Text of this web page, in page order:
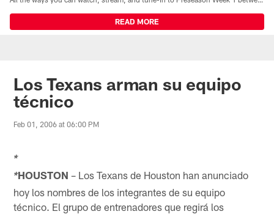
READ MORE
Los Texans arman su equipo
técnico
Feb 01, 2006 at 06:00 PM
*
*HOUSTON – Los Texans de Houston han anunciado
hoy los nombres de los integrantes de su equipo
técnico. El grupo de entrenadores que regirá los